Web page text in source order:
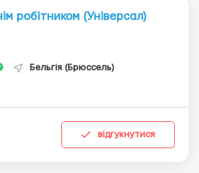
робітником (Універсал)
Бельгія (Брюссель)
відгукнутися